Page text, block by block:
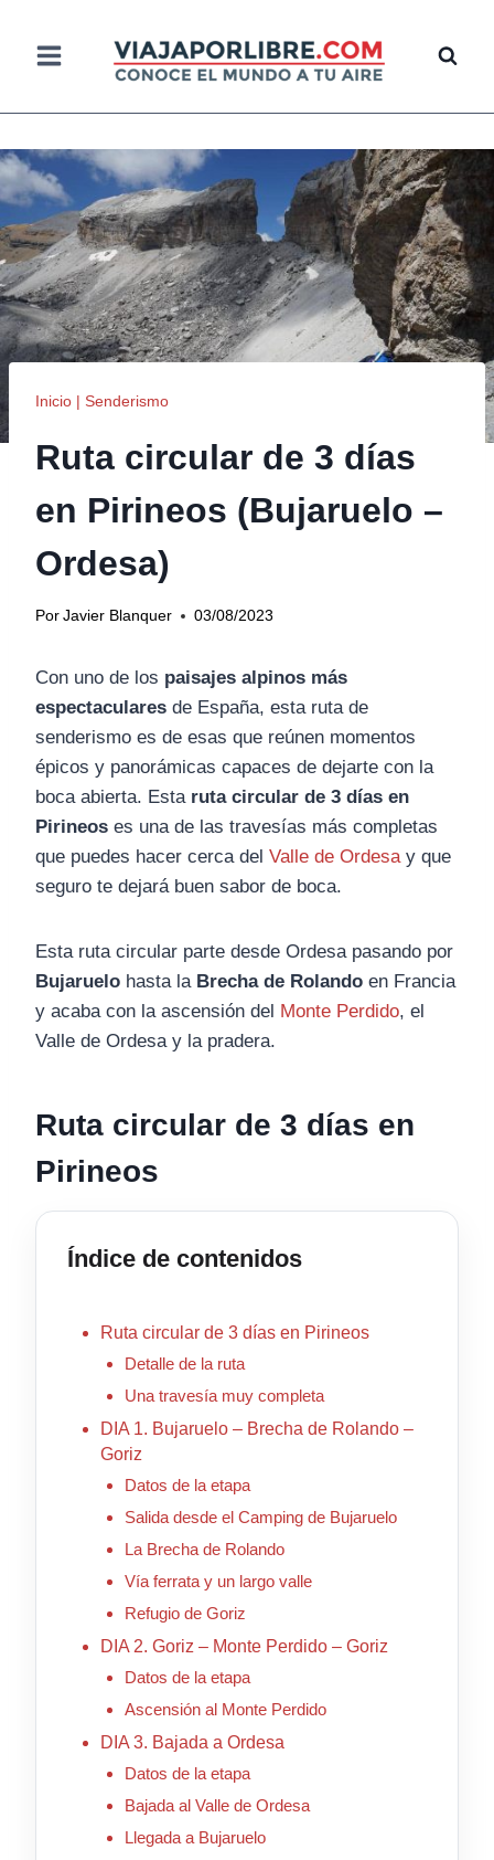
contenido
Inicio | Senderismo
Ruta circular de 3 días
en Pirineos (Bujaruelo –
Ordesa)
Por Javier Blanquer 03/08/2023
Con uno de los paisajes alpinos más
espectaculares de España, esta ruta de
senderismo es de esas que reúnen momentos
épicos y panorámicas capaces de dejarte con la
boca abierta. Esta ruta circular de 3 días en
Pirineos es una de las travesías más completas
que puedes hacer cerca del Valle de Ordesay que
seguro te dejará buen sabor de boca.
Esta ruta circular parte desde Ordesa pasando por
Bujaruelo hasta la Brecha de Rolando en Francia
y acaba con la ascensión del Monte Perdido, el
Valle de Ordesa y la pradera.
Ruta circular de 3 días en
Pirineos
Índice de contenidos
Ruta circular de 3 días en Pirineos
Detalle de la ruta
Una travesía muy completa
DIA 1. Bujaruelo – Brecha de Rolando –
Goriz
Datos de la etapa
Salida desde el Camping de Bujaruelo
La Brecha de Rolando
Vía ferrata y un largo valle
Refugio de Goriz
DIA 2. Goriz – Monte Perdido – Goriz
Datos de la etapa
Ascensión al Monte Perdido
DIA 3. Bajada a Ordesa
Datos de la etapa
Bajada al Valle de Ordesa
Llegada a Bujaruelo